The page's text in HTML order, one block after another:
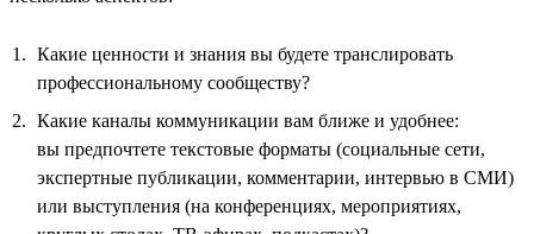
Какие ценности и знания вы будете транслировать
профессиональному сообществу?
Какие каналы коммуникации вам ближе и удобнее:
вы предпочтете текстовые форматы (социальные сети,
экспертные публикации, комментарии, интервью в СМИ)
или выступления (на конференциях, мероприятиях,